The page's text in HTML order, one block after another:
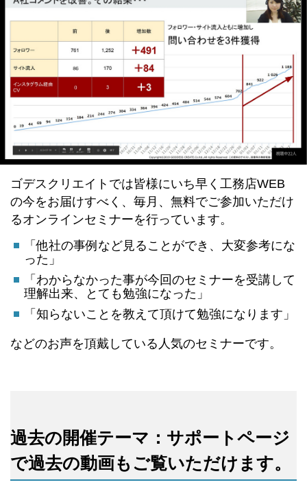
ゴデスクリエイトでは皆様にいち早く工務店WEB
の今をお届けすべく、毎月、無料でご参加いただけ
るオンラインセミナーを行っています。
「他社の事例など見ることができ、大変参考にな
った」
「わからなかった事が今回のセミナーを受講して
理解出来、とても勉強になった」
「知らないことを教えて頂けて勉強になります」
などのお声を頂戴している人気のセミナーです。
過去の開催テーマ：サポートページ
で過去の動画もご覧いただけます。